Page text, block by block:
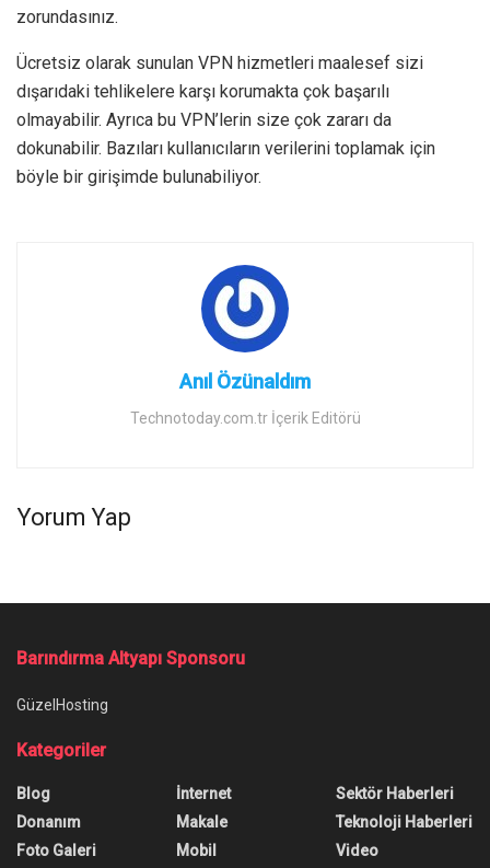
zorundasınız.
Ücretsiz olarak sunulan VPN hizmetleri maalesef sizi
dışarıdaki tehlikelere karşı korumakta çok başarılı
olmayabilir. Ayrıca bu VPN’lerin size çok zararı da
dokunabilir. Bazıları kullanıcıların verilerini toplamak için
böyle bir girişimde bulunabiliyor.
Anıl Özünaldım
Technotoday.com.tr İçerik Editörü
Yorum Yap
Barındırma Altyapı Sponsoru
GüzelHosting
Kategoriler
Blog
Donanım
Foto Galeri
İnternet
Makale
Mobil
Sektör Haberleri
Teknoloji Haberleri
Video